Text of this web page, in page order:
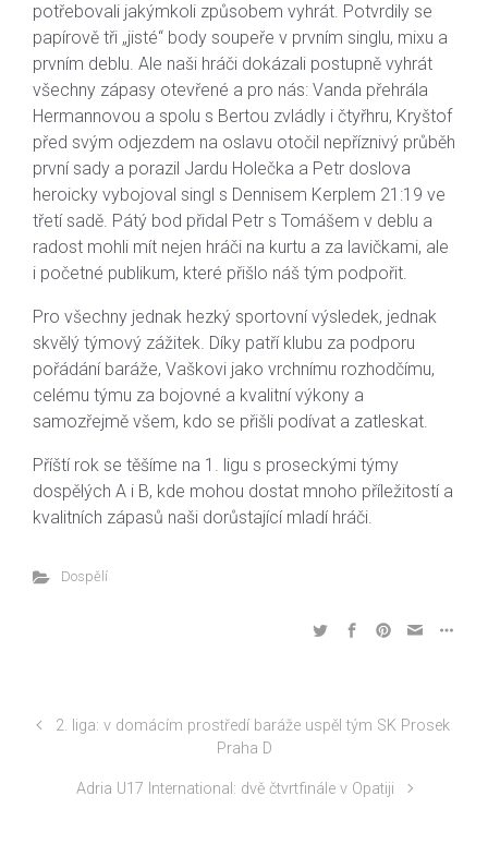
potřebovali jakýmkoli způsobem vyhrát. Potvrdily se
papírově tři „jisté“ body soupeře v prvním singlu, mixu a
prvním deblu. Ale naši hráči dokázali postupně vyhrát
všechny zápasy otevřené a pro nás: Vanda přehrála
Hermannovou a spolu s Bertou zvládly i čtyřhru, Kryštof
před svým odjezdem na oslavu otočil nepříznivý průběh
první sady a porazil Jardu Holečka a Petr doslova
heroicky vybojoval singl s Dennisem Kerplem 21:19 ve
třetí sadě. Pátý bod přidal Petr s Tomášem v deblu a
radost mohli mít nejen hráči na kurtu a za lavičkami, ale
i početné publikum, které přišlo náš tým podpořit.
Pro všechny jednak hezký sportovní výsledek, jednak
skvělý týmový zážitek. Díky patří klubu za podporu
pořádání baráže, Vaškovi jako vrchnímu rozhodčímu,
celému týmu za bojovné a kvalitní výkony a
samozřejmě všem, kdo se přišli podívat a zatleskat.
Příští rok se těšíme na 1. ligu s proseckými týmy
dospělých A i B, kde mohou dostat mnoho příležitostí a
kvalitních zápasů naši dorůstající mladí hráči.
Dospělí
2. liga: v domácím prostředí baráže uspěl tým SK Prosek
Praha D
Adria U17 International: dvě čtvrtfinále v Opatiji